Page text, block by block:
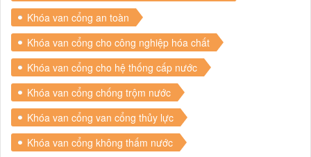
Khóa van cổng an toàn
Khóa van cổng cho công nghiệp hóa chất
Khóa van cổng cho hệ thống cấp nước
Khóa van cổng chống trộm nước
Khóa van cổng van cổng thủy lực
Khóa van cổng không thấm nước